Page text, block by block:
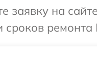
заявку на